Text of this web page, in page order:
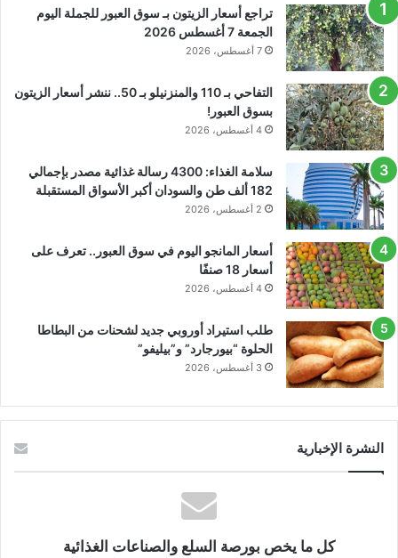
تراجع أسعار الزيتون بـ سوق العبور للجملة اليوم
الجمعة 7 أغسطس 2026
7 أغسطس، 2026
التفاحي بـ 110 والمنزنيلو بـ 50.. ننشر أسعار الزيتون
بسوق العبور!
4 أغسطس، 2026
سلامة الغذاء: 4300 رسالة غذائية مصدر بإجمالي
182 ألف طن والسودان أكبر الأسواق المستقبلة
2 أغسطس، 2026
أسعار المانجو اليوم في سوق العبور.. تعرف على
أسعار 18 صنفًا
4 أغسطس، 2026
طلب استيراد أوروبي جديد لشحنات من البطاطا
الحلوة “بيورجارد” و”بيليفو”
3 أغسطس، 2026
النشرة الإخبارية
كل ما يخص بورصة السلع والصناعات الغذائية